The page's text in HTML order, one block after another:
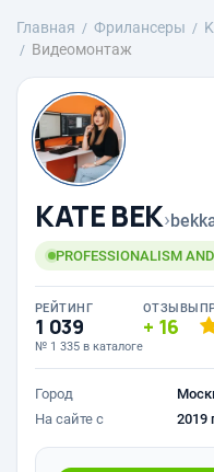
Главная Фрилансеры
Видеомонтаж
KATE BEK›
PROFESSIONALISM
РЕЙТИНГ
1 039
№ 1 335 в каталоге
ОТЗЫВЫ
16
Город
На сайте с
2019